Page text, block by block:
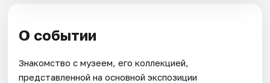
О событии
Знакомство с музеем, его коллекцией,
представленной на основной экспозиции